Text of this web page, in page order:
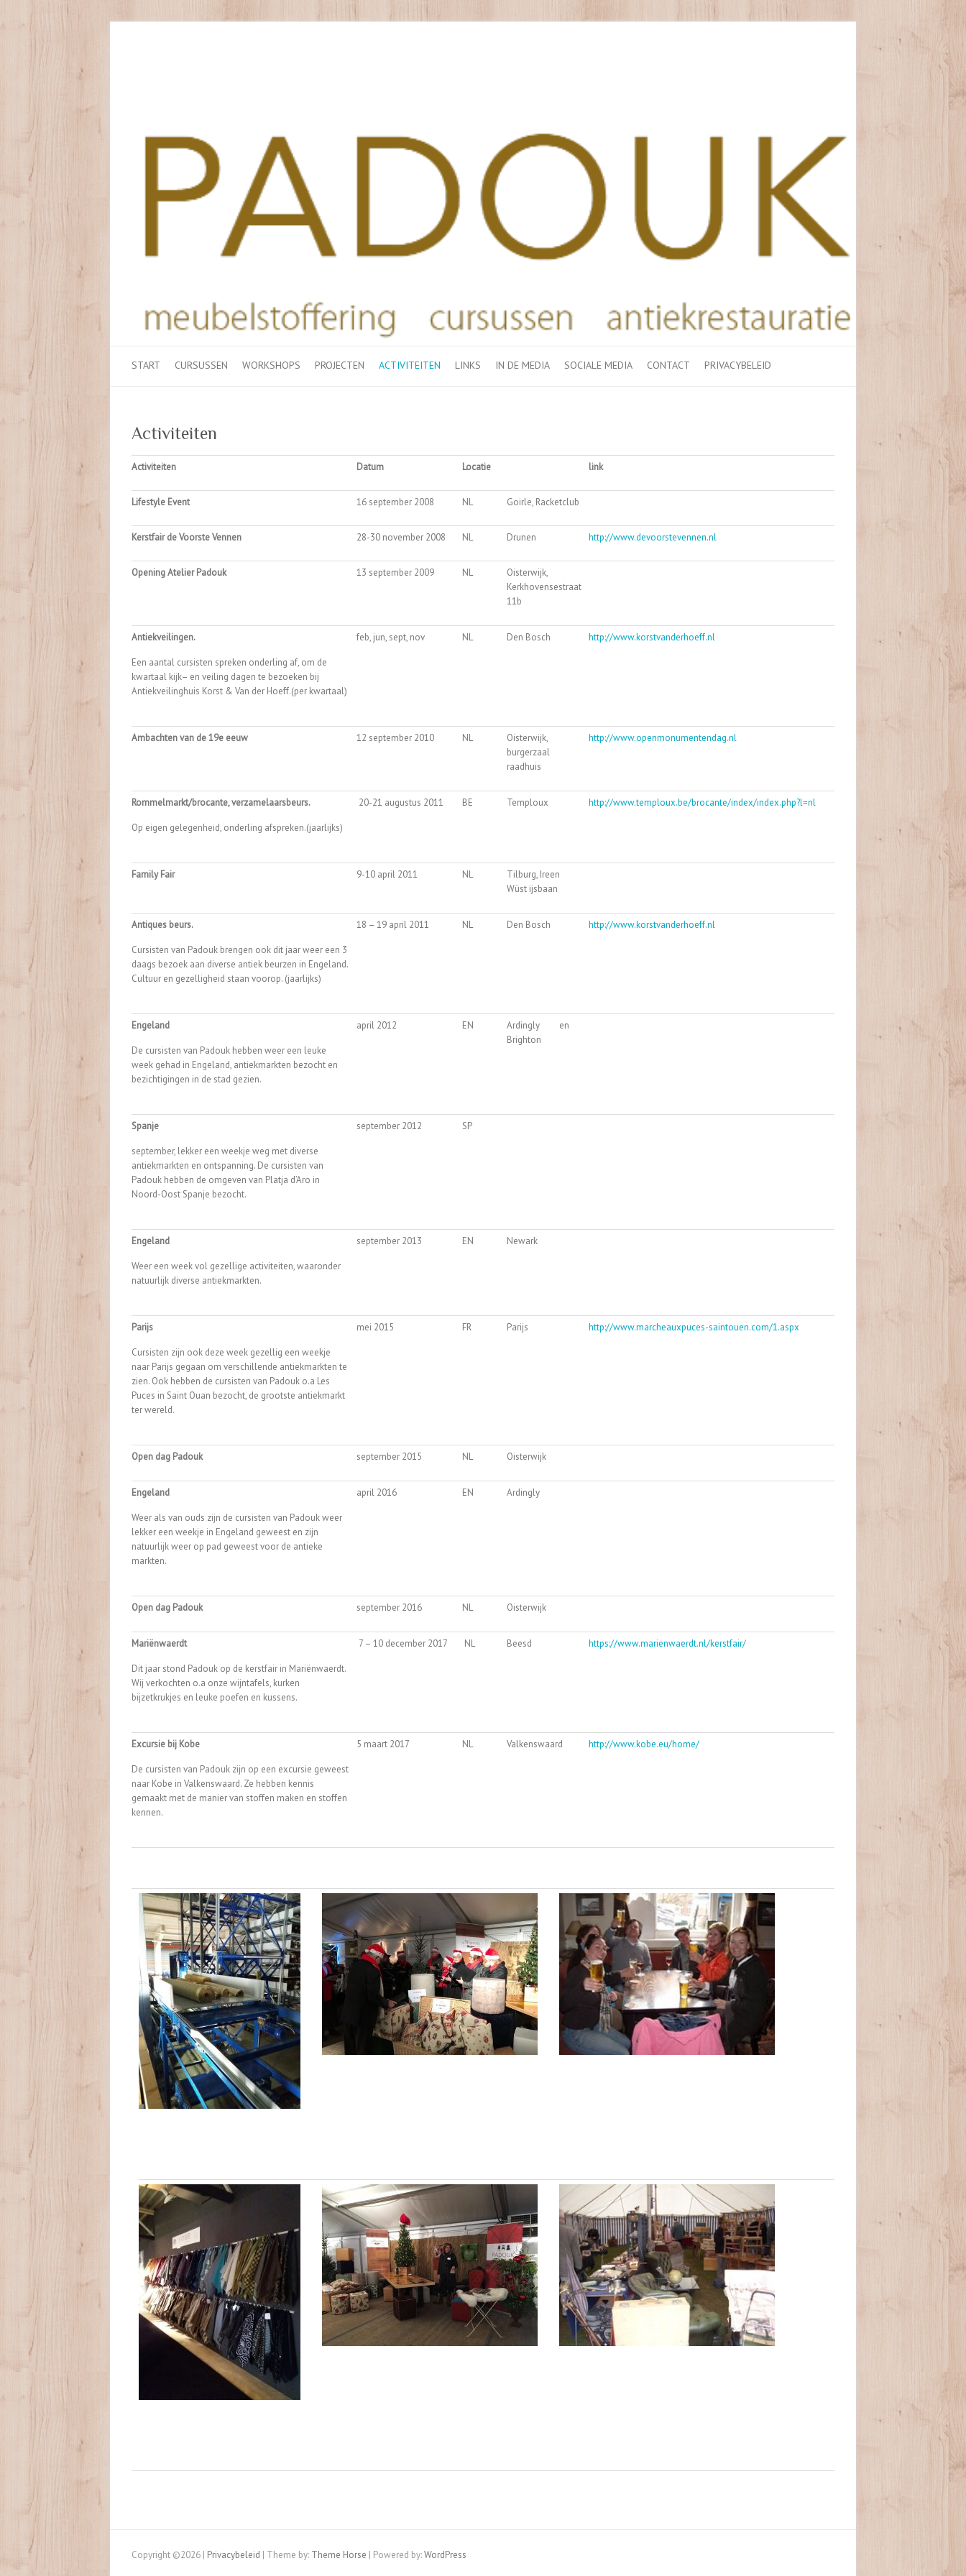
START CURSUSSEN WORKSHOPS PROJECTEN ACTIVITEITEN LINKS IN DE MEDIA SOCIALE MEDIA CONTACT PRIVACYBELEID
Activiteiten
Activiteiten Datum Locatie link
Lifestyle Event 16 september 2008 NL Goirle, Racketclub
Kerstfair de Voorste Vennen 28-30 november 2008 NL Drunen http://www.devoorstevennen.nl
Opening Atelier Padouk 13 september 2009 NL
Oisterwijk,
Kerkhovensestraat
11b
Antiekveilingen.
Een aantal cursisten spreken onderling af, om de
kwartaal kijk– en veiling dagen te bezoeken bij
Antiekveilinghuis Korst & Van der Hoeff.(per kwartaal)
feb, jun, sept, nov NL Den Bosch http://www.korstvanderhoeff.nl
Ambachten van de 19e eeuw 12 september 2010 NL
Oisterwijk,
burgerzaal
raadhuis
http://www.openmonumentendag.nl
Rommelmarkt/brocante, verzamelaarsbeurs.
Op eigen gelegenheid, onderling afspreken.(jaarlijks)
20-21 augustus 2011 BE Temploux http://www.temploux.be/brocante/index/index.php?l=nl
Family Fair 9-10 april 2011 NL
Tilburg, Ireen
Wüst ijsbaan
Antiques beurs.
Cursisten van Padouk brengen ook dit jaar weer een 3
daags bezoek aan diverse antiek beurzen in Engeland.
Cultuur en gezelligheid staan voorop. (jaarlijks)
18 – 19 april 2011 NL Den Bosch http://www.korstvanderhoeff.nl
Engeland
De cursisten van Padouk hebben weer een leuke
week gehad in Engeland, antiekmarkten bezocht en
bezichtigingen in de stad gezien.
april 2012 EN
Ardingly en
Brighton
Spanje
september, lekker een weekje weg met diverse
antiekmarkten en ontspanning. De cursisten van
Padouk hebben de omgeven van Platja d’Aro in
Noord-Oost Spanje bezocht.
september 2012 SP
Engeland
Weer een week vol gezellige activiteiten, waaronder
natuurlijk diverse antiekmarkten.
september 2013 EN Newark
Parijs
Cursisten zijn ook deze week gezellig een weekje
naar Parijs gegaan om verschillende antiekmarkten te
zien. Ook hebben de cursisten van Padouk o.a Les
Puces in Saint Ouan bezocht, de grootste antiekmarkt
ter wereld.
mei 2015 FR Parijs http://www.marcheauxpuces-saintouen.com/1.aspx
Open dag Padouk september 2015 NL Oisterwijk
Engeland
Weer als van ouds zijn de cursisten van Padouk weer
lekker een weekje in Engeland geweest en zijn
natuurlijk weer op pad geweest voor de antieke
markten.
april 2016 EN Ardingly
Open dag Padouk september 2016 NL Oisterwijk
Mariënwaerdt
Dit jaar stond Padouk op de kerstfair in Mariënwaerdt.
Wij verkochten o.a onze wijntafels, kurken
bijzetkrukjes en leuke poefen en kussens.
7 – 10 december 2017 NL Beesd https://www.marienwaerdt.nl/kerstfair/
Excursie bij Kobe
De cursisten van Padouk zijn op een excursie geweest
naar Kobe in Valkenswaard. Ze hebben kennis
gemaakt met de manier van stoffen maken en stoffen
kennen.
5 maart 2017 NL Valkenswaard http://www.kobe.eu/home/
Copyright ©2026 | Privacybeleid | Theme by: Theme Horse | Powered by:WordPress